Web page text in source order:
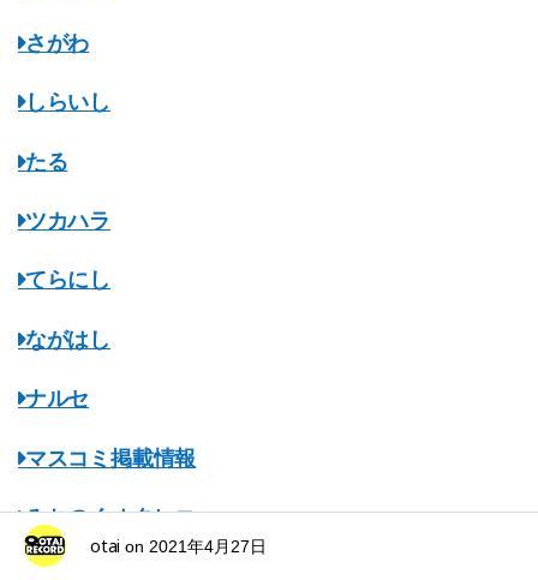
さがわ
しらいし
たる
ツカハラ
てらにし
ながはし
ナルセ
マスコミ掲載情報
みちのくオタレコ
otai on 2021年4月27日